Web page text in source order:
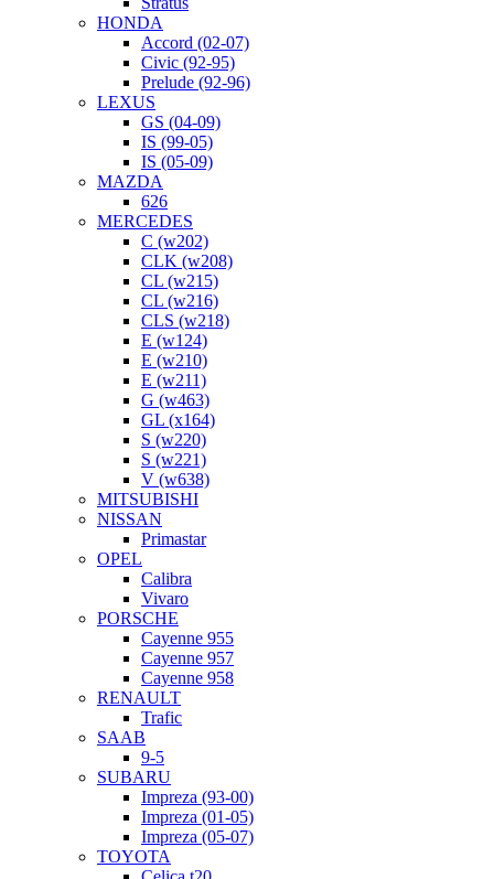
HONDA
Accord (02-07)
Civic (92-95)
Prelude (92-96)
LEXUS
GS (04-09)
IS (99-05)
IS (05-09)
MAZDA
626
MERCEDES
C (w202)
CLK (w208)
CL (w215)
CL (w216)
CLS (w218)
E (w124)
E (w210)
E (w211)
G (w463)
GL (x164)
S (w220)
S (w221)
V (w638)
MITSUBISHI
NISSAN
Primastar
OPEL
Calibra
Vivaro
PORSCHE
Cayenne 955
Cayenne 957
Cayenne 958
RENAULT
Trafic
SAAB
9-5
SUBARU
Impreza (93-00)
Impreza (01-05)
Impreza (05-07)
TOYOTA